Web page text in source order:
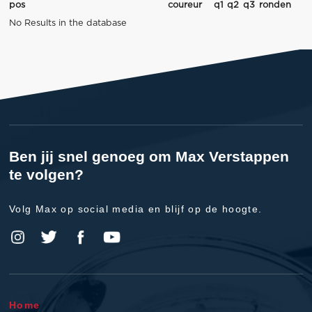
pos coureur q1 q2 q3 ronden
No Results in the database
Ben jij snel genoeg om Max Verstappen
te volgen?
Volg Max op social media en blijf op de hoogte.
Home